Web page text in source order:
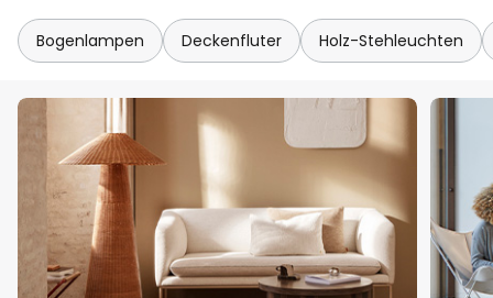
Bogenlampen Deckenfluter Holz-Stehleuchten